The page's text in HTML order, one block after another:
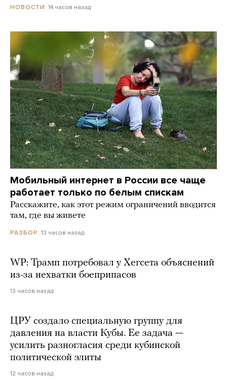
НОВОСТИ 14 часов назад
Мобильный интернет в России все чаще
работает только по белым спискам
Расскажите, как этот режим ограничений вводится
там, где вы живете
РАЗБОР 13 часов назад
WP: Трамп потребовал у Хегсета объяснений
из-за нехватки боеприпасов
13 часов назад
ЦРУ создало специальную группу для
давления на власти Кубы. Ее задача —
усилить разногласия среди кубинской
политической элиты
12 часов назад